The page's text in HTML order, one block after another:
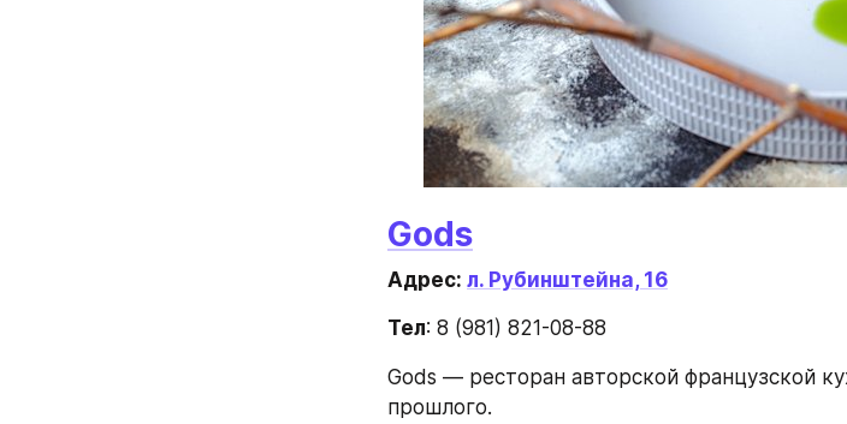
Gods
Адрес: л. Рубинштейна, 16
Тел: 8 (981) 821-08-88
Gods — ресторан авторской французской
прошлого.